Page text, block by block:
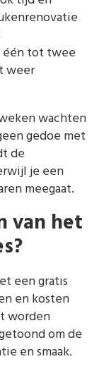
één tot twee
weer
wachten
gedoe met
de
je een
meegaat.
van het
een gratis
en kosten
worden
om de
en smaak.